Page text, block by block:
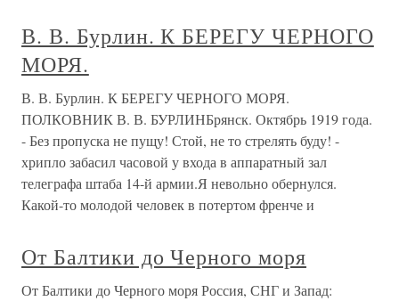
В. В. Бурлин. К БЕРЕГУ ЧЕРНОГО
МОРЯ.
В. В. Бурлин. К БЕРЕГУ ЧЕРНОГО МОРЯ.
ПОЛКОВНИК В. В. БУРЛИНБрянск. Октябрь 1919 года.
- Без пропуска не пущу! Стой, не то стрелять буду! -
хрипло забасил часовой у входа в аппаратный зал
телеграфа штаба 14-й армии.Я невольно обернулся.
Какой-то молодой человек в потертом френче и
От Балтики до Черного моря
От Балтики до Черного моря Россия, СНГ и Запад: